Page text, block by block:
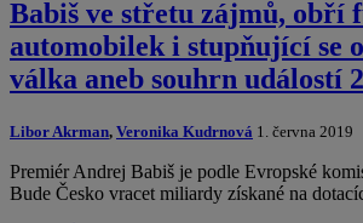
Babiš ve střetu zájmů, obří
automobilek i stupňující se
válka aneb souhrn událostí
Libor Akrman, Veronika Kudrnová 1. června 2019
Premiér Andrej Babiš je podle Evropské
Bude Česko vracet miliardy získané na